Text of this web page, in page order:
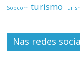
Sopcom turismo
Nas redes